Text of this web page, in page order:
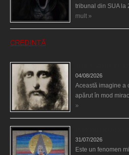
tribunal din SUA
mult »
CREDINȚĂ
04/08/2026
Această imagine a
apărut în mod
»
31/07/2026
Este un fenomen